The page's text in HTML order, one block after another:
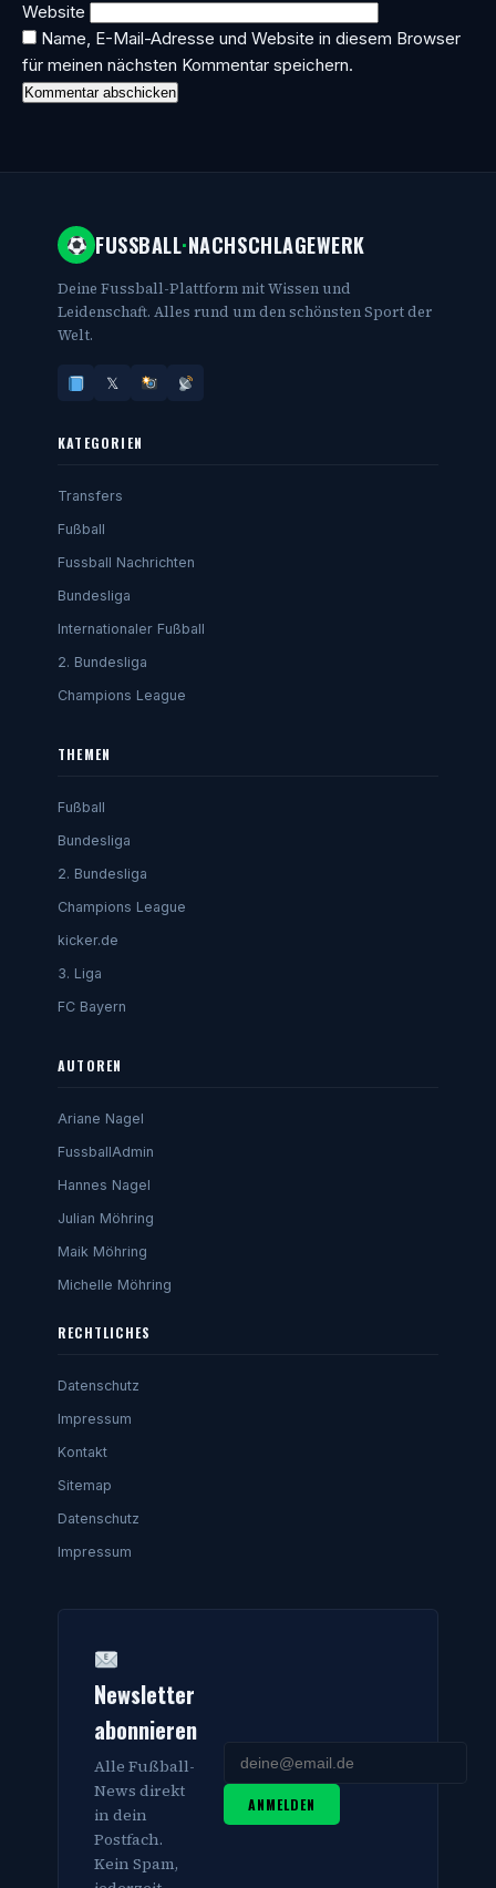
Website
Name, E-Mail-Adresse und Website in diesem Browser
für meinen nächsten Kommentar speichern.
FUSSBALL·NACHSCHLAGEWERK
Deine Fussball-Plattform mit Wissen und
Leidenschaft. Alles rund um den schönsten Sport der
Welt.
𝕏
KATEGORIEN
Transfers
Fußball
Fussball Nachrichten
Bundesliga
Internationaler Fußball
2. Bundesliga
Champions League
THEMEN
Fußball
Bundesliga
2. Bundesliga
Champions League
kicker.de
3. Liga
FC Bayern
AUTOREN
Ariane Nagel
FussballAdmin
Hannes Nagel
Julian Möhring
Maik Möhring
Michelle Möhring
RECHTLICHES
Datenschutz
Impressum
Kontakt
Sitemap
Datenschutz
Impressum
Newsletter
abonnieren
Alle Fußball-
News direkt
in dein
Postfach.
Kein Spam,
ANMELDEN